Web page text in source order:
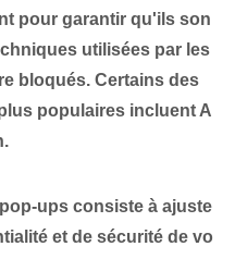
pour garantir qu'ils son
utilisées par les
bloqués. Certains des
populaires incluent A
ups consiste à ajuste
et de sécurité de vo